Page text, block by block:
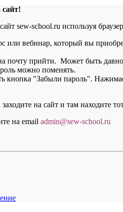
sew-school.ru используя
или вебинар, который вы
почту прийти. Может быть
можно поменять.
"Забыли пароль".
на сайт и там находите
на email admin@sew-school.ru